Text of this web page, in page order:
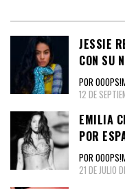
JESSIE
CON SU
POR
12 DE
EMILIA
POR
POR
21 DE JULIO